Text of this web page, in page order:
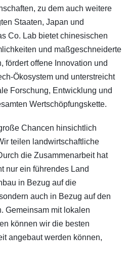
zu dem auch weitere
Staaten, Japan und
Co. Lab bietet chinesischen
und maßgeschneiderte
fördert offene Innovation und
Ökosystem und unterstreicht
Forschung, Entwicklung und
Wertschöpfungskette.
Chancen hinsichtlich
teilen landwirtschaftliche
die Zusammenarbeit hat
nur ein führendes Land
in Bezug auf die
auch in Bezug auf den
Gemeinsam mit lokalen
können wir die besten
angebaut werden können,